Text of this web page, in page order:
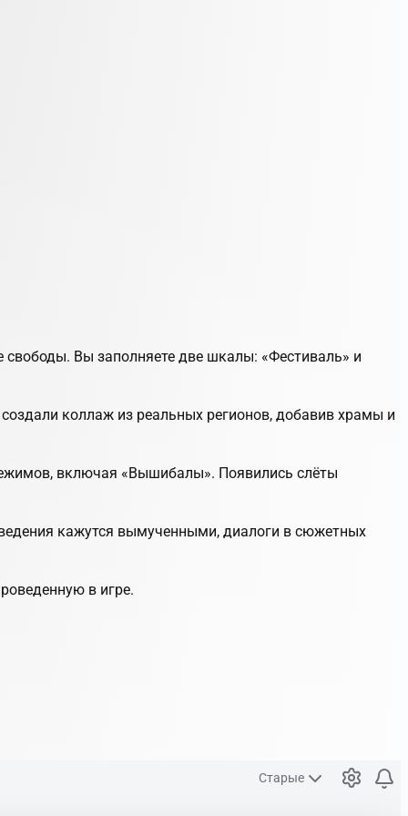
Вы заполняете две шкалы: «Фестиваль» и
коллаж из реальных регионов, добавив храмы и
включая «Вышибалы». Появились слёты
кажутся вымученными, диалоги в сюжетных
в игре.
Старые